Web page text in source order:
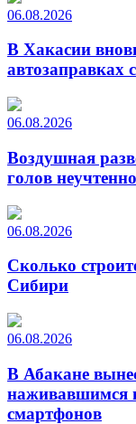
06.08.2026
В Хакасии
автозаправках
06.08.2026
Воздушная
голов
06.08.2026
Сколько
Сибири
06.08.2026
В Абакане
наживавшимся
смартфонов